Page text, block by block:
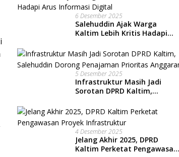
6 Desember 2025
Salehuddin Ajak Warga
Kaltim Lebih Kritis Hadapi
5 Desember 2025
Infrastruktur Masih Jadi
Sorotan DPRD Kaltim,
Penajaman Prioritas
Anggaran
4 Desember 2025
Jelang Akhir 2025, DPRD
Kaltim Perketat Pengawasan